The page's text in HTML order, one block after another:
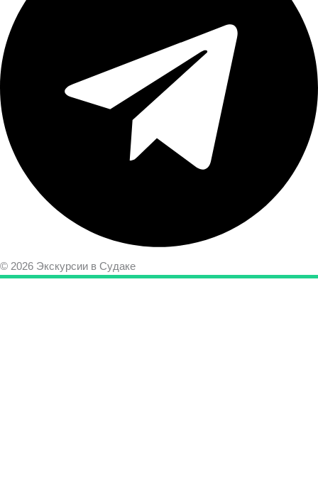
© 2026 Экскурсии в Судаке